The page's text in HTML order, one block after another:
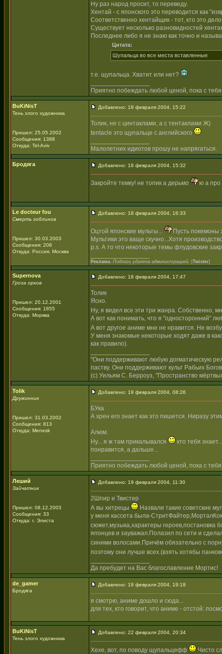
Ну раз народ просит, то переведу.
Хентай - с японского это переводится как
Соответственно хентайщик - тот, кто это
Существует несколько разновидностей
Последнее либо я не знаю как точно и
Цитата:
Шупальца во все места вставленные
т.е. щупальца. Хватит или нет?
Приятно побеждать любой ценой, пока с
BuKiNisT
Тень злого художника
Пришел: 25.05.2002
Сообщения: 1388
Откуда: Tel-Aviv
Добавлено: 18 февраля 2004, 15:22
Толик, не с цинтаклами, а с тентаклами Ж)
tentacle это щупальце с английского
Малолетних идиотов прошу не напрягаться.
Бродяга Добавлено: 18 февраля 2004, 15:32
Закройте темку! не топик а дерьмо ю а про
Le docteur fou
Смерть гоблинов
Пришел: 30.03.2003
Сообщения: 208
Откуда: Россия, Москва
Добавлено: 18 февраля 2004, 16:33
Оцтой японские мульты...
Пусть покемоны
Мультики это ваще скучно...Хотя
p.s. А то что некоторые темы флудовские
Реклама. Подпись удалена администрацией. [Twister]
Supernova
Гроза орков
Пришел: 20.12.2001
Сообщения: 1855
Откуда: Морква
Добавлено: 18 февраля 2004, 17:47
Толик
Ясно.
Ну, я видел все эти три жанра. Собственно,
А вот как понимать, что я "односторонний"
А вот другое аниме мне не нравится. Не
У меня знакомые некоторые ходят даже в
как правило).
"Они поддерживают любую догматическую
паству. Они поддерживают культ Рабьих
(с) Уильям С. Берроуз, "Пространство
Tolik
Дружинник
Пришел: 31.03.2002
Сообщения: 813
Откуда: Menesk
Добавлено: 19 февраля 2004, 08:26
БУка
А хрен его знает как это пишется. Ниразу
Алюм.
Ну... я ж там прикалывался
кто тебя
понравится, а дальше...
Приятно побеждать любой ценой, пока с
Леший
Зайчатник
Пришел: 08.12.2003
Сообщения: 33
Откуда: г. Элиста
Добавлено: 19 февраля 2004, 11:30
2Шпир и Твистер
А вы хитрецы
Назвали такие советские
у меня кассета была-
сюжет,музыка,характеры героев,постановка
японцев и зауважал.Полазил по сети и
синими волосами.Причём обязательно с
поэтому они лучше всех.(взять хотябы
Да пребудет на Вас благославление Мортис!
de_gamer
Бродяга
Добавлено: 19 февраля 2004, 19:18
я смотрю, аниме дошло и сюда...
для тех, кто говорит, что аниме - отстой:
BuKiNisT
Тень злого художника
Добавлено: 22 февраля 2004, 20:34
Хехе, вот, по поводу щупальцефф Чисто